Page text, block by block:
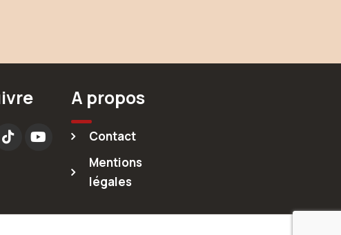
A propos
Contact
Mentions
légales